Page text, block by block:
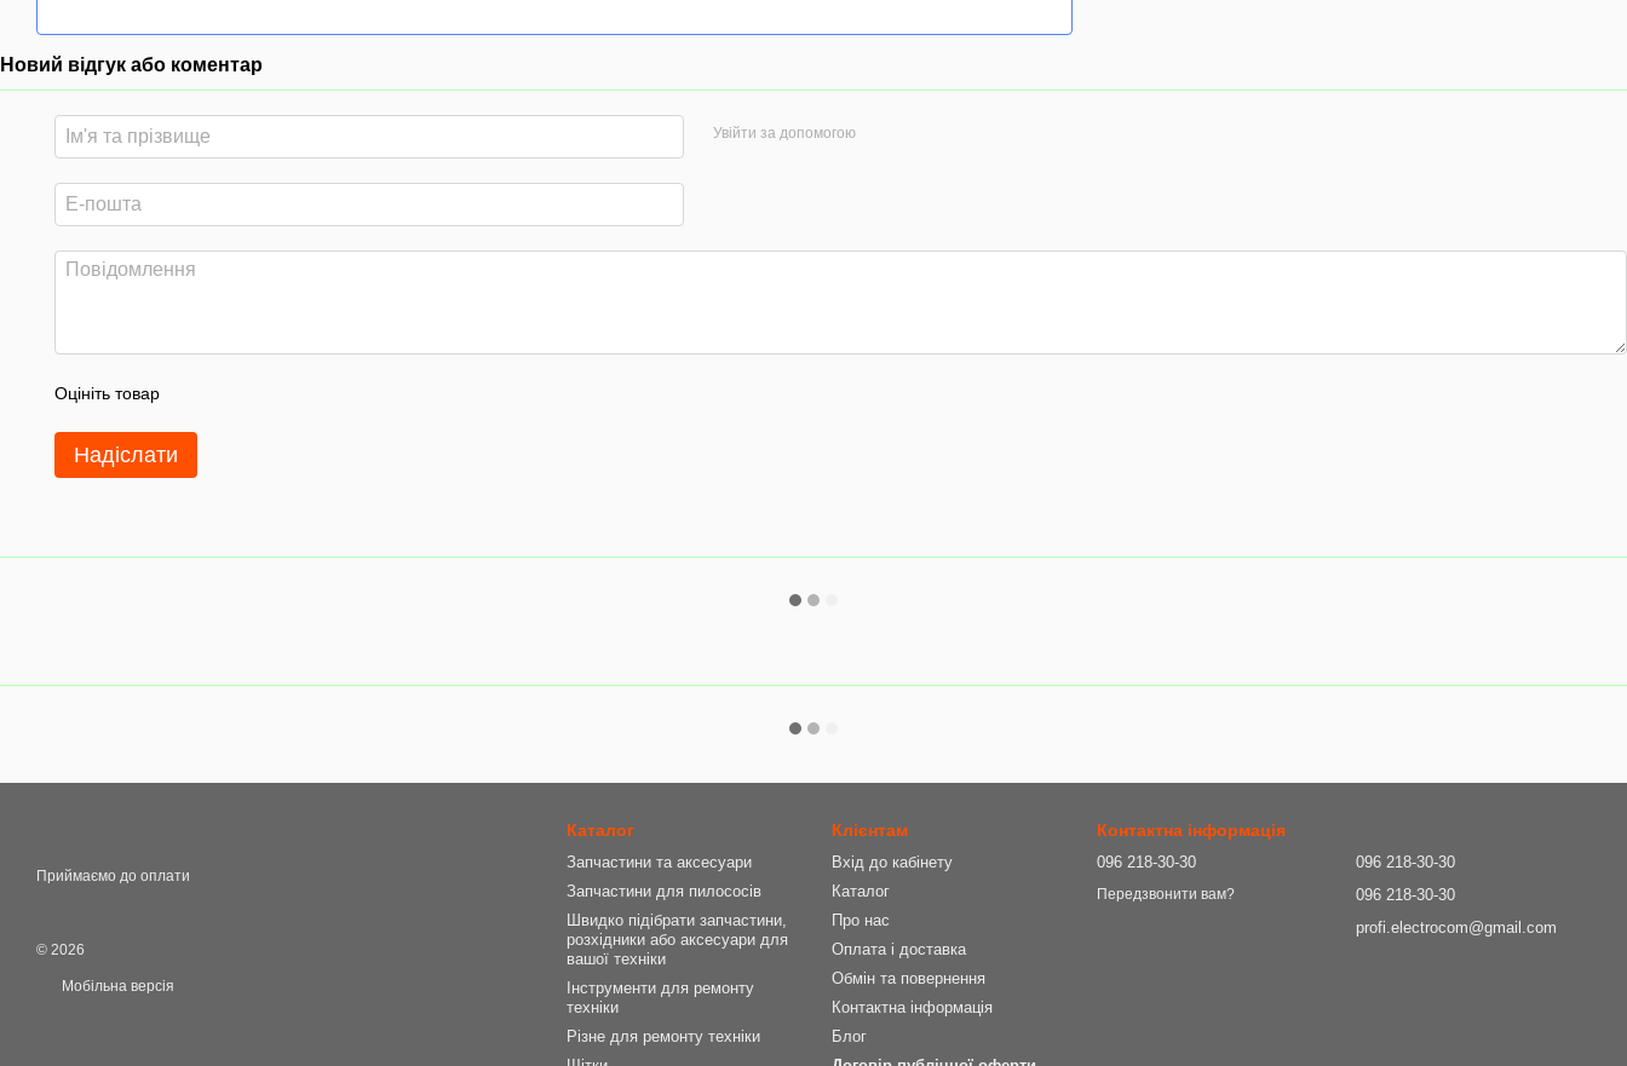
Новий відгук або коментар
Увійти за допомогою
Оцініть товар
Надіслати
Приймаємо до оплати
© 2026
Мобільна версія
Каталог
Запчастини та аксесуари
Запчастини для пилососів
Швидко підібрати запчастини,
розхідники або аксесуари для
вашої техніки
Інструменти для ремонту
техніки
Різне для ремонту техніки
Клієнтам
Вхід до кабінету
Каталог
Про нас
Оплата і доставка
Обмін та повернення
Контактна інформація
Блог
Контактна інформація
096 218-30-30
Передзвонити вам?
096 218-30-30
096 218-30-30
profi.electrocom@gmail.com